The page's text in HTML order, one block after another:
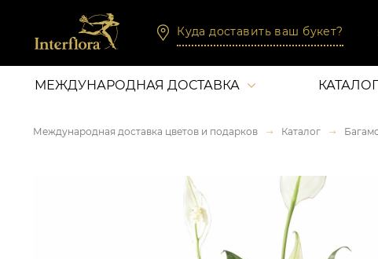
Куда доставить ваш букет?
МЕЖДУНАРОДНАЯ ДОСТАВКА КАТАЛОГ
Международная доставка цветов и подарков Каталог